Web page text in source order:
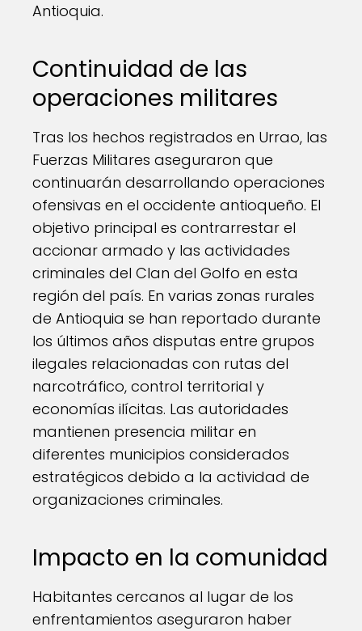
Antioquia.
Continuidad de las
operaciones militares
Tras los hechos registrados en Urrao, las
Fuerzas Militares aseguraron que
continuarán desarrollando operaciones
ofensivas en el occidente antioqueño. El
objetivo principal es contrarrestar el
accionar armado y las actividades
criminales del Clan del Golfo en esta
región del país. En varias zonas rurales
de Antioquia se han reportado durante
los últimos años disputas entre grupos
ilegales relacionadas con rutas del
narcotráfico, control territorial y
economías ilícitas. Las autoridades
mantienen presencia militar en
diferentes municipios considerados
estratégicos debido a la actividad de
organizaciones criminales.
Impacto en la comunidad
Habitantes cercanos al lugar de los
enfrentamientos aseguraron haber